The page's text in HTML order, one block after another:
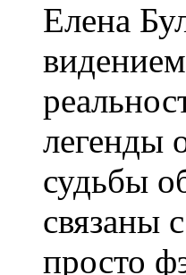
Елена
легенды
судьбы
связаны
просто